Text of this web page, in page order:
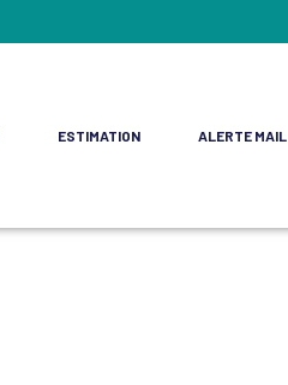
ESTIMATION ALERTE MAIL